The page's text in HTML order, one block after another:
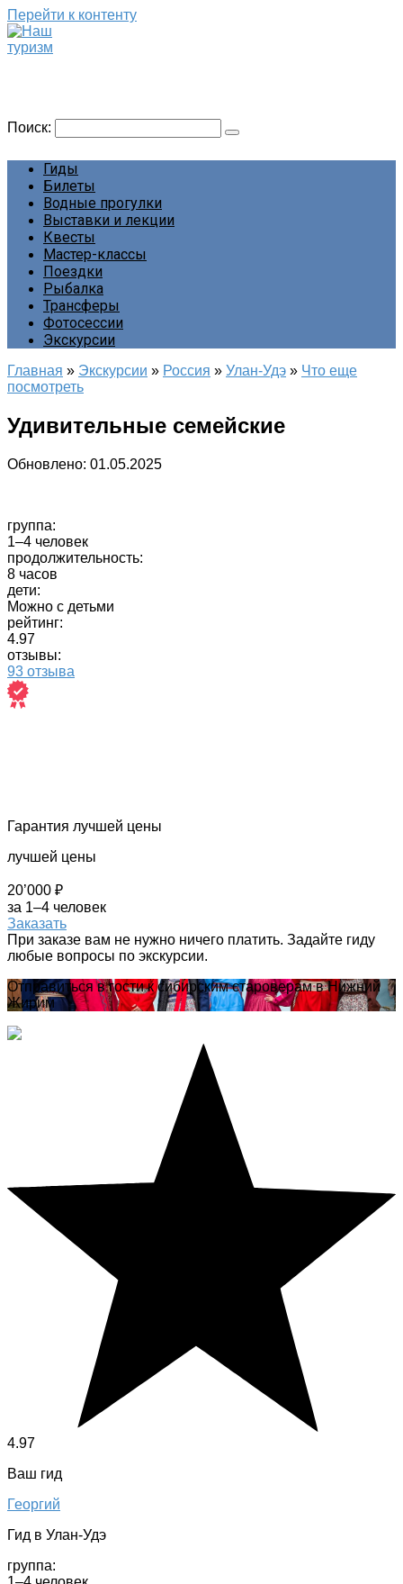
Перейти к контенту
Поиск:
Гиды
Билеты
Водные прогулки
Выставки и лекции
Квесты
Мастер-классы
Поездки
Рыбалка
Трансферы
Фотосессии
Экскурсии
Главная » Экскурсии » Россия » Улан-Удэ » Что еще
посмотреть
Удивительные семейские
Обновлено: 01.05.2025
группа:
1–4 человек
продолжительность:
8 часов
дети:
Можно с детьми
рейтинг:
4.97
отзывы:
93 отзыва
Гарантия лучшей цены
лучшей цены
20’000 ₽
за 1–4 человек
Заказать
При заказе вам не нужно ничего платить. Задайте гиду
любые вопросы по экскурсии.
Отправиться в гости к сибирским староверам в Нижний
Жирим
4.97
Ваш гид
Георгий
Гид в Улан-Удэ
группа: